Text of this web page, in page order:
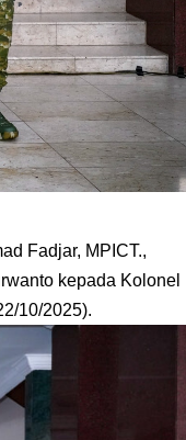
Fadjar, MPICT.,
kepada Kolonel
10/2025).